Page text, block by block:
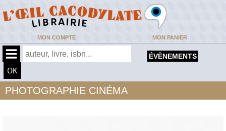
MON COMPTE MON PANIER
ÉVÈNEMENTS
PHOTOGRAPHIE CINÉMA